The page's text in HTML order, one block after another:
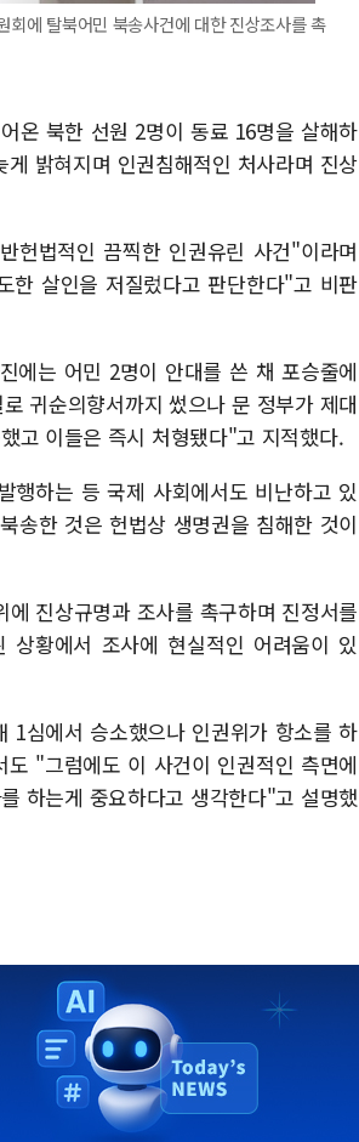
에 탈북어민 북송사건에 대한 진상조사를 촉
온 북한 선원 2명이 동료 16명을 살해하
밝혀지며 인권침해적인 처사라며 진상
헌법적인 끔찍한 인권유린 사건"이라며
한 살인을 저질렀다고 판단한다"고 비판
에는 어민 2명이 안대를 쓴 채 포승줄에
귀순의향서까지 썼으나 문 정부가 제대
고 이들은 즉시 처형됐다"고 지적했다.
행하는 등 국제 사회에서도 비난하고 있
송한 것은 헌법상 생명권을 침해한 것이
진상규명과 조사를 촉구하며 진정서를
황에서 조사에 현실적인 어려움이 있
1심에서 승소했으나 인권위가 항소를 하
"그럼에도 이 사건이 인권적인 측면에
하는게 중요하다고 생각한다"고 설명했